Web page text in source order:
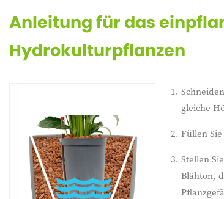
Anleitung für das
Hydrokulturpflanzen
gleiche
Füllen
Stellen
Blähton,